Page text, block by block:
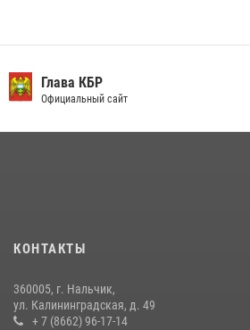
РАДИОРУБРИКи В КАБАРДИНО-БАЛКАРИИ
12 июля 2026, 03:30
В Кабардино-Балкарии росгвардейцы
встречу, посвященную генералу армии Ивану
Глава КБР
Официальный сайт
КОНТАКТЫ
360005, г. Нальчик,
ул. Калининградская, д. 49
+ 7 (8662) 96-17-14